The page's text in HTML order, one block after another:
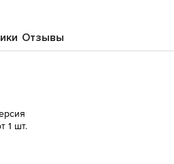
Отзывы
1 шт.